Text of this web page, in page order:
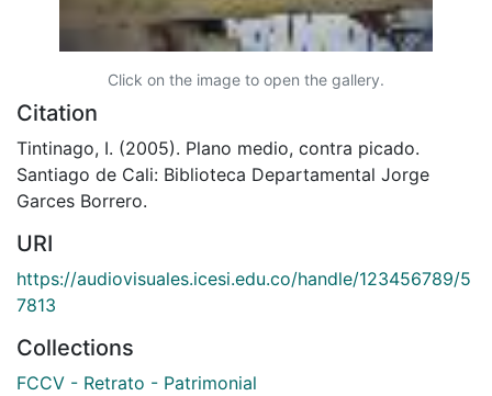
Click on the image to open the gallery.
Citation
Tintinago, I. (2005). Plano medio, contra picado.
Santiago de Cali: Biblioteca Departamental Jorge
Garces Borrero.
URI
https://audiovisuales.icesi.edu.co/handle/123456789/5
7813
Collections
FCCV - Retrato - Patrimonial